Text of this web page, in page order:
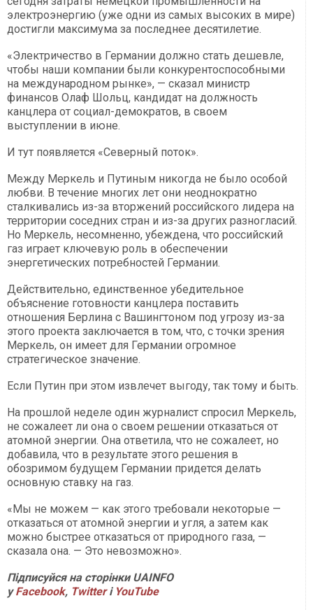
электроэнергию (уже одни из самых высоких в мире)
достигли максимума за последнее десятилетие.
«Электричество в Германии должно стать дешевле,
чтобы наши компании были конкурентоспособными
на международном рынке», — сказал министр
финансов Олаф Шольц, кандидат на должность
канцлера от социал-демократов, в своем
выступлении в июне.
И тут появляется «Северный поток».
Между Меркель и Путиным никогда не было особой
любви. В течение многих лет они неоднократно
сталкивались из-за вторжений российского лидера на
территории соседних стран и из-за других разногласий.
Но Меркель, несомненно, убеждена, что российский
газ играет ключевую роль в обеспечении
энергетических потребностей Германии.
Действительно, единственное убедительное
объяснение готовности канцлера поставить
отношения Берлина с Вашингтоном под угрозу из-за
этого проекта заключается в том, что, с точки зрения
Меркель, он имеет для Германии огромное
стратегическое значение.
Если Путин при этом извлечет выгоду, так тому и быть.
На прошлой неделе один журналист спросил Меркель,
не сожалеет ли она о своем решении отказаться от
атомной энергии. Она ответила, что не сожалеет, но
добавила, что в результате этого решения в
обозримом будущем Германии придется делать
основную ставку на газ.
«Мы не можем — как этого требовали некоторые —
отказаться от атомной энергии и угля, а затем как
можно быстрее отказаться от природного газа, —
сказала она. — Это невозможно».
Підписуйся на сторінки UAINFO
уFacebook, Twitterі YouTube